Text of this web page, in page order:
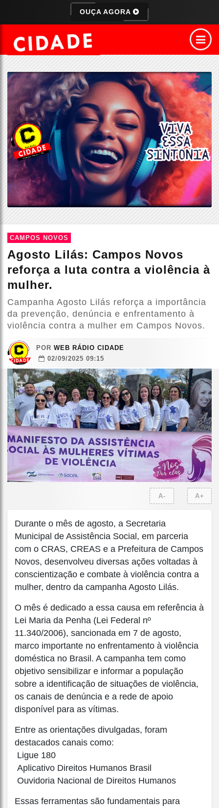
OUÇA AGORA
CAMPOS NOVOS
Agosto Lilás: Campos Novos
reforça a luta contra a violência à
mulher.
Campanha Agosto Lilás reforça a importância
da prevenção, denúncia e enfrentamento à
violência contra a mulher em Campos Novos.
POR WEB RÁDIO CIDADE
02/09/2025 09:15
A- A+
Durante o mês de agosto, a Secretaria
Municipal de Assistência Social, em parceria
com o CRAS, CREAS e a Prefeitura de Campos
Novos, desenvolveu diversas ações voltadas à
conscientização e combate à violência contra a
mulher, dentro da campanha Agosto Lilás.
O mês é dedicado a essa causa em referência à
Lei Maria da Penha (Lei Federal nº
11.340/2006), sancionada em 7 de agosto,
marco importante no enfrentamento à violência
doméstica no Brasil. A campanha tem como
objetivo sensibilizar e informar a população
sobre a identificação de situações de violência,
os canais de denúncia e a rede de apoio
disponível para as vítimas.
Entre as orientações divulgadas, foram
destacados canais como:
Ligue 180
Aplicativo Direitos Humanos Brasil
Ouvidoria Nacional de Direitos Humanos
Essas ferramentas são fundamentais para